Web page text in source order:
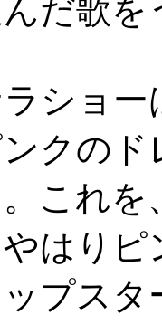
だ歌を
ショー
クのド
これを
はり
プスタ